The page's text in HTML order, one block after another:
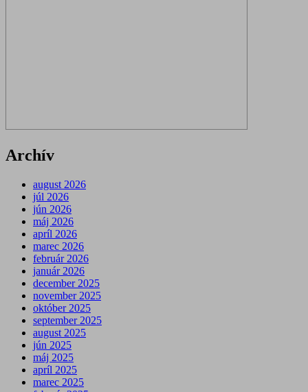
Archív
august 2026
júl 2026
jún 2026
máj 2026
apríl 2026
marec 2026
február 2026
január 2026
december 2025
november 2025
október 2025
september 2025
august 2025
jún 2025
máj 2025
apríl 2025
marec 2025